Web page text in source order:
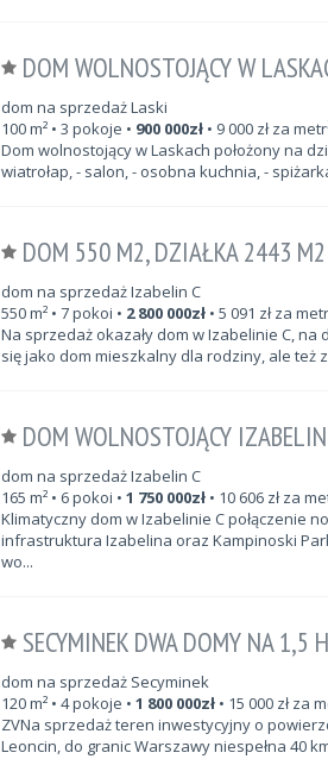
DOM WOLNOSTOJĄCY W
dom na sprzedaż Laski
100m²• 3 pokoje • 900 000zł• 9 000zł za metr
Dom wolnostojący w Laskach położony na
wiatrołap, - salon, - osobna kuchnia, -
DOM 550 M2, DZIAŁKA 2443 M2
dom na sprzedaż Izabelin C
550m²• 7 pokoi • 2 800 000zł• 5 091 zł za metr
Na sprzedaż okazały dom w Izabelinie C, na
się jako dom mieszkalny dla rodziny, ale też
DOM WOLNOSTOJĄCY
dom na sprzedaż Izabelin C
165 m²• 6 pokoi • 1 750 000zł• 10 606zł za
Klimatyczny dom w Izabelinie C połączenie
infrastruktura Izabelina oraz Kampinoski
wo...
SECYMINEK DWA DOMY NA 1,5
dom na sprzedaż Secyminek
120m²• 4 pokoje • 1 800 000zł• 15 000zł za
ZVNa sprzedaż teren inwestycyjny o
Leoncin, do granic Warszawy niespełna 40